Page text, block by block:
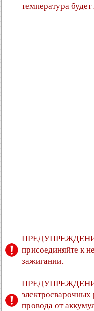
температура
присоединяйте к
зажигании.
электросварочных
провода от